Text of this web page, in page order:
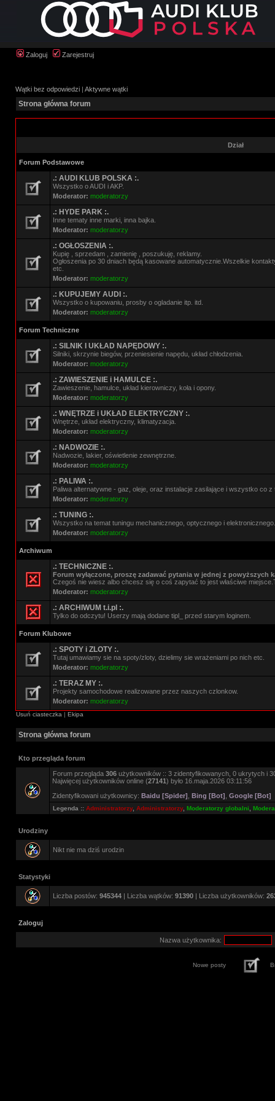
Zaloguj Zarejestruj
Wątki bez odpowiedzi | Aktywne wątki
Strona główna forum
Dział
Forum Podstawowe
.: AUDI KLUB POLSKA :.
Wszystko o AUDI i AKP.
Moderator: moderatorzy
.: HYDE PARK :.
Inne tematy inne marki, inna bajka.
Moderator: moderatorzy
.: OGŁOSZENIA :.
Kupię , sprzedam , zamienię , poszukuję, reklamy.
Ogłoszenia po 30 dniach będą kasowane automatycznie.Wszelkie
etc.
Moderator: moderatorzy
.: KUPUJEMY AUDI :.
Wszystko o kupowaniu, prosby o ogladanie itp. itd.
Moderator: moderatorzy
Forum Techniczne
.: SILNIK I UKŁAD NAPĘDOWY :.
Silniki, skrzynie biegów, przeniesienie napędu, układ chłodzenia.
Moderator: moderatorzy
.: ZAWIESZENIE i HAMULCE :.
Zawieszenie, hamulce, układ kierowniczy, koła i opony.
Moderator: moderatorzy
.: WNĘTRZE i UKŁAD ELEKTRYCZNY :.
Wnętrze, układ elektryczny, klimatyzacja.
Moderator: moderatorzy
.: NADWOZIE :.
Nadwozie, lakier, oświetlenie zewnętrzne.
Moderator: moderatorzy
.: PALIWA :.
Paliwa alternatywne - gaz, oleje, oraz instalacje zasilające i wszystko co z
Moderator: moderatorzy
.: TUNING :.
Wszystko na temat tuningu mechanicznego, optycznego i elektronicznego.
Moderator: moderatorzy
Archiwum
.: TECHNICZNE :.
Forum wyłączone, proszę zadawać pytania w jednej z powyższych
Czegoś nie wiesz albo chcesz się o coś zapytać to jest właściwe
Moderator: moderatorzy
.: ARCHIWUM t.i.pl :.
Tylko do odczytu! Userzy mają dodane tipl_ przed starym loginem.
Forum Klubowe
.: SPOTY i ZLOTY :.
Tutaj umawiamy sie na spoty/zloty, dzielimy sie wrażeniami po nich etc.
Moderator: moderatorzy
.: TERAZ MY :.
Projekty samochodowe realizowane przez naszych czlonkow.
Moderator: moderatorzy
Usuń ciasteczka | Ekipa
Strona główna forum
Kto przegląda forum
Forum przegląda 306 użytkowników :: 3 zidentyfikowanych, 0 ukrytych i
Najwięcej użytkowników online (27141) było 16.maja.2026 03:11:56
Zidentyfikowani użytkownicy: Baidu [Spider] Bing [Bot] Google [Bot]
Legenda :: Administratorzy, Administratorzy, Moderatorzy globalni
Urodziny
Nikt nie ma dziś urodzin
Statystyki
Liczba postów: 945344 | Liczba wątków: 91390 | Liczba użytkowników:
Zaloguj
Nazwa użytkownika:
Nowe posty